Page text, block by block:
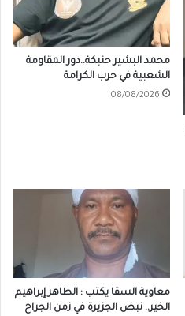
محمد البشير حنبكة..دور المقاومة
الشعبية في حرب الكرامة
08/08/2026
معاوية السقا يكتب : الطاهر إبراهيم
الخير.. نبض الجزيرة في زمن الجراح